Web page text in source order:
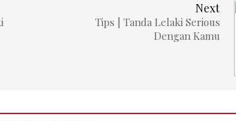
Next
Tips | Tanda Lelaki Serious
Dengan Kamu